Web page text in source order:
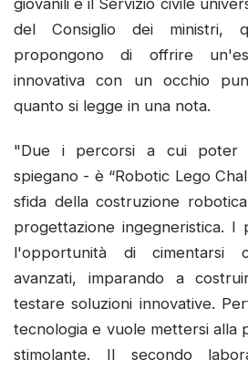
giovanili e il Servizio civile
del Consiglio dei ministri,
propongono di offrire
innovativa con un occhio
quanto si legge in una nota.
"Due i percorsi a cui poter
spiegano - è “Robotic Lego
sfida della costruzione
progettazione ingegneristica. I
l'opportunità di cimentarsi
avanzati, imparando a
testare soluzioni innovative.
tecnologia e vuole mettersi alla
stimolante. Il secondo